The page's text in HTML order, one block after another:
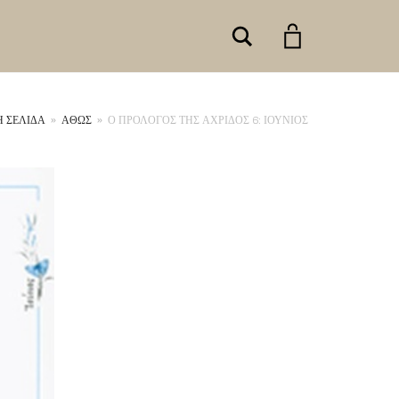
Search
ΣΕΛΊΔΑ » ΑΘΩΣ » Ο ΠΡΟΛΟΓΟΣ ΤΗΣ ΑΧΡΙΔΟΣ 6: ΙΟΥΝΙΟΣ